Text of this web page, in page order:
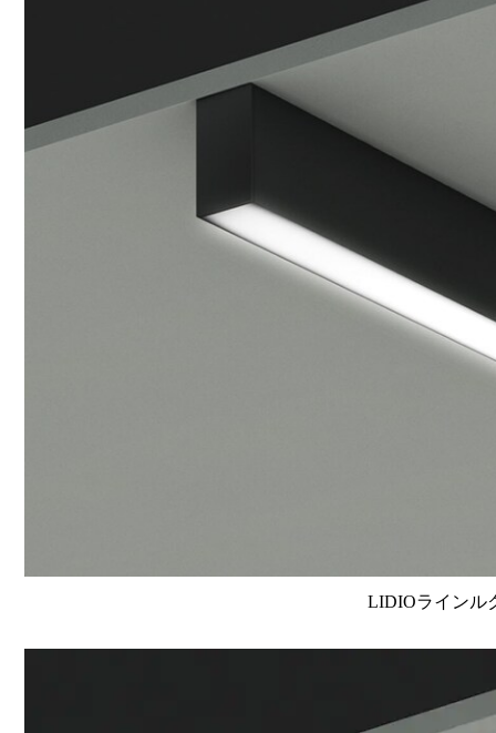
LIDIOラインル